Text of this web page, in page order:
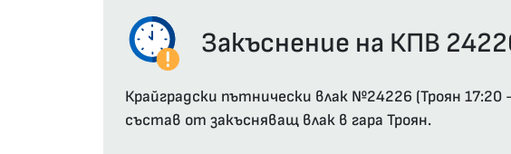
Закъснение на КПВ
Крайградски пътнически влак №24226 (Троян
състав от закъсняващ влак в гара Троян.